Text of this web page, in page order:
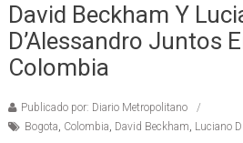
David Beckham Y
D’Alessandro Juntos
Colombia
Publicado por: Diario Metropolitano
Bogota, Colombia, David Beckham, Luciano